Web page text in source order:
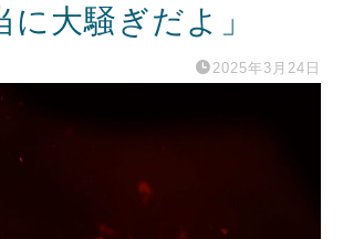
大騒ぎだよ」
2025年3月24日